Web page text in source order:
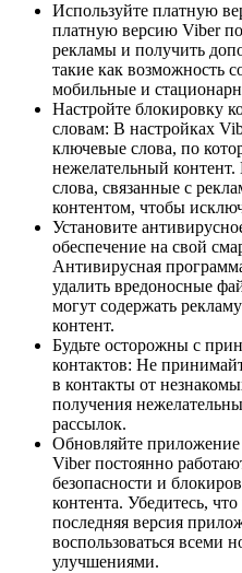
Используйте платную
платную версию Viber
рекламы и получить
такие как возможность
мобильные и
Настройте блокировку
словам: В настройках
ключевые слова, по
нежелательный
слова, связанные с
контентом, чтобы
Установите
обеспечение на свой
Антивирусная
удалить вредоносные
могут содержать
контент.
Будьте осторожны с
контактов: Не
в контакты от
получения
рассылок.
Обновляйте приложение
Viber постоянно
безопасности и
контента. Убедитесь,
последняя версия
воспользоваться всеми
улучшениями.